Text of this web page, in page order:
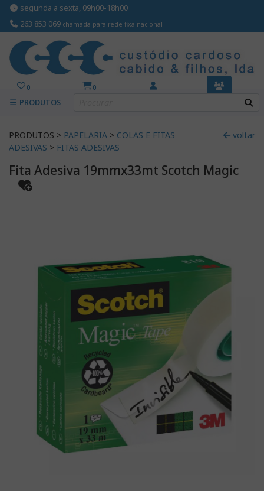
segunda a sexta, 09h00-18h00
263 853 069 chamada para rede fixa nacional
0 0
PRODUTOS
PRODUTOS > PAPELARIA > COLAS E FITAS
ADESIVAS > FITAS ADESIVAS
voltar
Fita Adesiva 19mmx33mt Scotch Magic